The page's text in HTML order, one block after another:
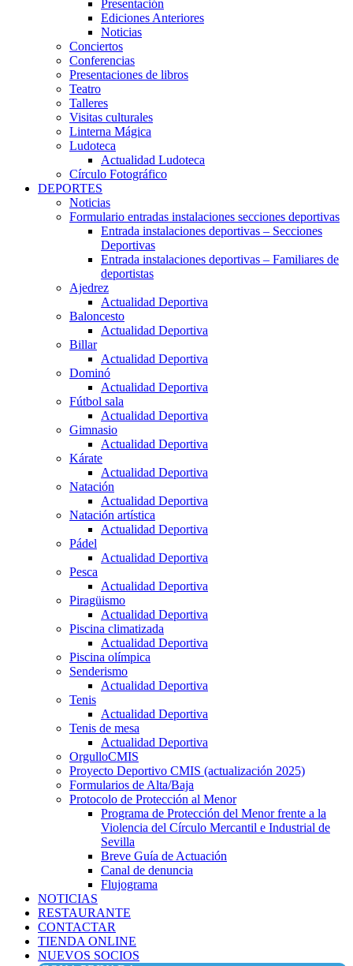
Presentación
Ediciones Anteriores
Noticias
Conciertos
Conferencias
Presentaciones de libros
Teatro
Talleres
Visitas culturales
Linterna Mágica
Ludoteca
Actualidad Ludoteca
Círculo Fotográfico
DEPORTES
Noticias
Formulario entradas instalaciones secciones deportivas
Entrada instalaciones deportivas – Secciones
Deportivas
Entrada instalaciones deportivas – Familiares de
deportistas
Ajedrez
Actualidad Deportiva
Baloncesto
Actualidad Deportiva
Billar
Actualidad Deportiva
Dominó
Actualidad Deportiva
Fútbol sala
Actualidad Deportiva
Gimnasio
Actualidad Deportiva
Kárate
Actualidad Deportiva
Natación
Actualidad Deportiva
Natación artística
Actualidad Deportiva
Pádel
Actualidad Deportiva
Pesca
Actualidad Deportiva
Piragüismo
Actualidad Deportiva
Piscina climatizada
Actualidad Deportiva
Piscina olímpica
Senderismo
Actualidad Deportiva
Tenis
Actualidad Deportiva
Tenis de mesa
Actualidad Deportiva
OrgulloCMIS
Proyecto Deportivo CMIS (actualización 2025)
Formularios de Alta/Baja
Protocolo de Protección al Menor
Programa de Protección del Menor frente a la
Violencia del Círculo Mercantil e Industrial de
Sevilla
Breve Guía de Actuación
Canal de denuncia
Flujograma
NOTICIAS
RESTAURANTE
CONTACTAR
TIENDA ONLINE
NUEVOS SOCIOS